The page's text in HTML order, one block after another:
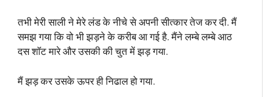
तभी मेरी साली ने मेरे लंड के नीचे से अपनी सीत्कार तेज कर दी. मैं
समझ गया कि वो भी झड़ने के करीब आ गई है. मैंने लम्बे लम्बे आठ
दस शॉट मारे और उसकी की चुत में झड़ गया.
मैं झड़ कर उसके ऊपर ही निढाल हो गया.